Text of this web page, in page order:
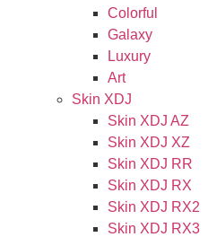
Colorful
Galaxy
Luxury
Art
Skin XDJ
Skin XDJ AZ
Skin XDJ XZ
Skin XDJ RR
Skin XDJ RX
Skin XDJ RX2
Skin XDJ RX3